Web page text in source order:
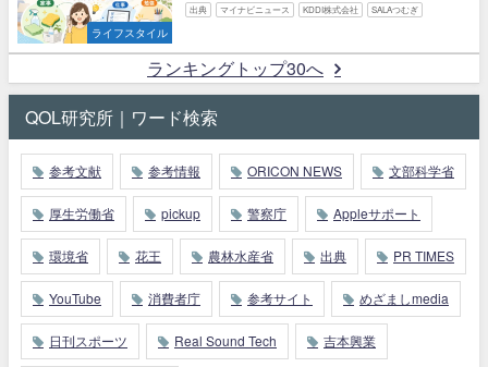
ライフスタイル
出典 マイナビニュース KDDI株式会社 SALAつむぎ
ランキングトップ30へ
QOL研究所｜ワード検索
参考文献 参考情報 ORICON NEWS 文部科学省
厚生労働省 pickup 警察庁 Appleサポート
環境省 花王 農林水産省 出典 PR TIMES
YouTube 消費者庁 参考サイト めざましmedia
日刊スポーツ Real Sound Tech 吉本興業